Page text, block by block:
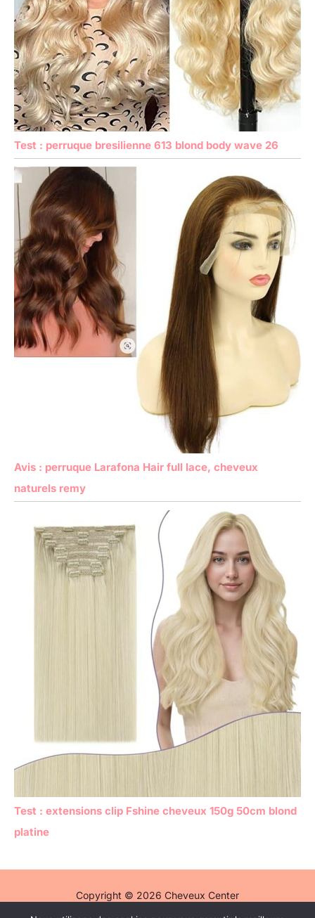
Test : perruque bresilienne 613 blond body wave 26
Avis : perruque Larafona Hair full lace, cheveux
naturels remy
Test : extensions clip Fshine cheveux 150g 50cm blond
platine
Copyright © 2026 Cheveux Center